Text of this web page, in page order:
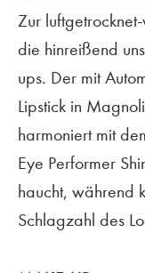
Zur
die hinreißend
ups. Der mit
Lipstick in
harmoniert mit
Eye Performer
haucht, während
Schlagzahl des